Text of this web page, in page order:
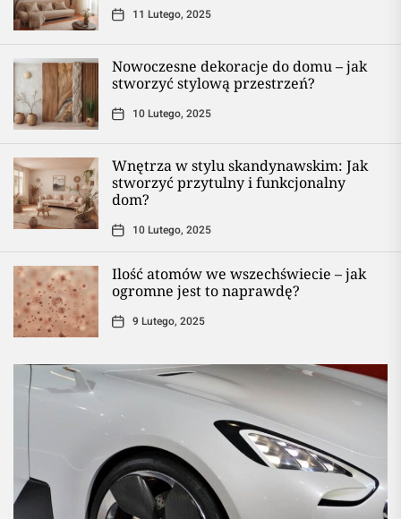
11 Lutego, 2025
Nowoczesne dekoracje do domu – jak
stworzyć stylową przestrzeń?
10 Lutego, 2025
Wnętrza w stylu skandynawskim: Jak
stworzyć przytulny i funkcjonalny
dom?
10 Lutego, 2025
Ilość atomów we wszechświecie – jak
ogromne jest to naprawdę?
9 Lutego, 2025